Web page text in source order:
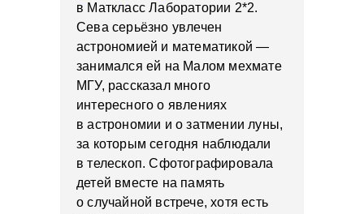
в Маткласс Лаборатории 2*2.
Сева серьёзно увлечен
астрономией и математикой —
занимался ей на Малом мехмате
МГУ, рассказал много
интересного о явлениях
в астрономии и о затмении луны,
за которым сегодня наблюдали
в телескоп. Сфотографировала
детей вместе на память
о случайной встрече, хотя есть